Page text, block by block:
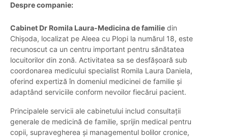
Despre companie:
Cabinet Dr Romila Laura-Medicina de familie din
Chișoda, localizat pe Aleea cu Plopi la numărul 18, este
recunoscut ca un centru important pentru sănătatea
locuitorilor din zonă. Activitatea sa se desfășoară sub
coordonarea medicului specialist Romila Laura Daniela,
oferind expertiză în domeniul medicinei de familie și
adaptând serviciile conform nevoilor fiecărui pacient.
Principalele servicii ale cabinetului includ consultații
generale de medicină de familie, sprijin medical pentru
copii, supravegherea și managementul bolilor cronice,